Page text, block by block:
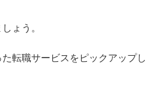
ょう。
転職サービスをピックアップし